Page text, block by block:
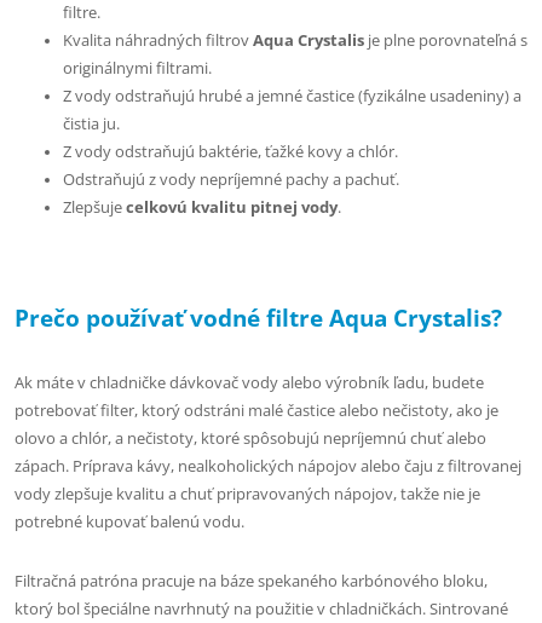
filtre.
Kvalita náhradných filtrovAqua Crystalis je plne porovnateľná s
originálnymi filtrami.
Z vody odstraňujú hrubé a jemné častice (fyzikálne usadeniny) a
čistia ju.
Z vody odstraňujú baktérie, ťažké kovy a chlór.
Odstraňujú z vody nepríjemné pachy a pachuť.
Zlepšujecelkovú kvalitu pitnej vody.
Prečo používať vodné filtre Aqua Crystalis?
Ak máte v chladničke dávkovač vody alebo výrobník ľadu, budete
potrebovať filter, ktorý odstráni malé častice alebo nečistoty, ako je
olovo a chlór, a nečistoty, ktoré spôsobujú nepríjemnú chuť alebo
zápach. Príprava kávy, nealkoholických nápojov alebo čaju z filtrovanej
vody zlepšuje kvalitu a chuť pripravovaných nápojov, takže nie je
potrebné kupovať balenú vodu.
Filtračná patróna pracuje na báze spekaného karbónového bloku,
ktorý bol špeciálne navrhnutý na použitie v chladničkách. Sintrované